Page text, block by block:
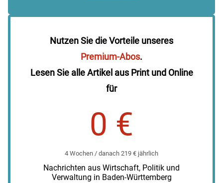
Nutzen Sie die Vorteile unseres
Premium-Abos.
Lesen Sie alle Artikel aus Print und Online
für
0 €
4 Wochen / danach 219 € jährlich
Nachrichten aus Wirtschaft, Politik und
Verwaltung in Baden-Württemberg